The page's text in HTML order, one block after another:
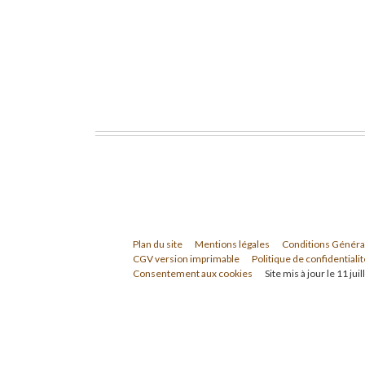
Plan du site Mentions légales
Conditions
CGV version imprimable
Politique de
Consentement aux cookies
Site mis à jour le 11